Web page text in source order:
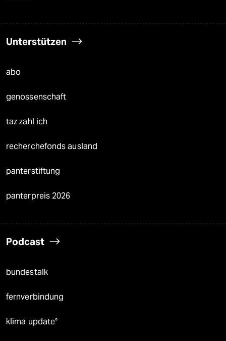
Unterstützen
abo
genossenschaft
taz zahl ich
recherchefonds ausland
panterstiftung
panterpreis 2026
Podcast
bundestalk
fernverbindung
klima update°